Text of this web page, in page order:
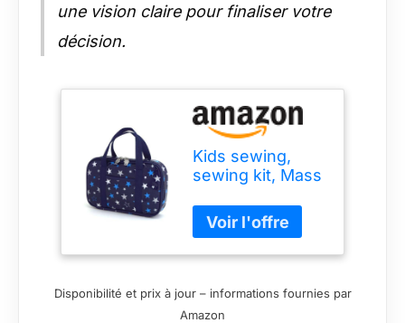
une vision claire pour finaliser votre
décision.
Kids sewing,
sewing kit, Mass
star navy blue
made in Japan
N2303810 of
(japan import) by
COLORFUL
Disponibilité et prix à jour – informations fournies par
Amazon